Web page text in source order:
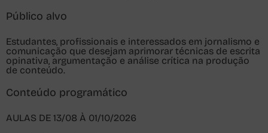
Público alvo
Estudantes, profissionais e interessados em jornalismo e
comunicação que desejam aprimorar técnicas de escrita
opinativa, argumentação e análise crítica na produção
de conteúdo.
Conteúdo programático
AULAS DE 13/08 À 01/10/2026